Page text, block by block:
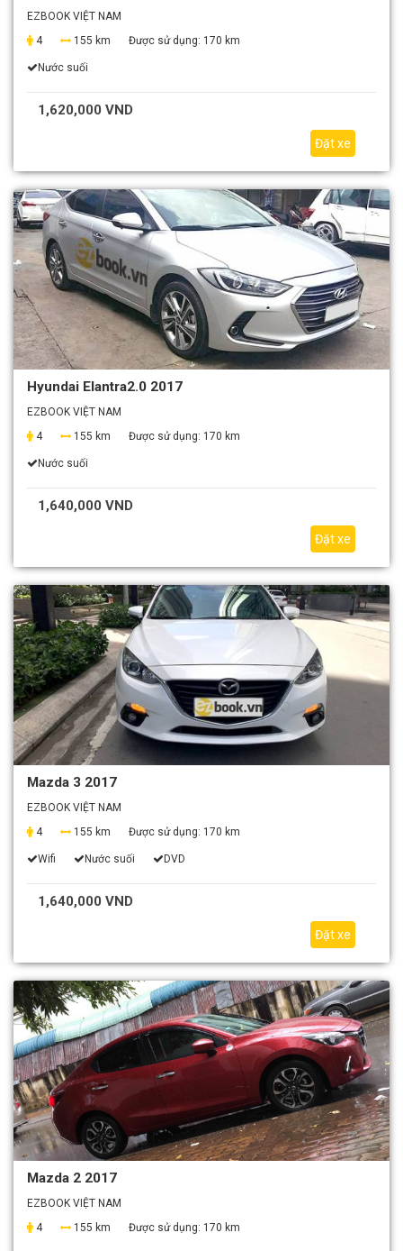
EZBOOK VIỆT NAM
4
155 km Được sử dụng: 170 km
Nước suối
1,620,000 VND
Đặt xe
Hyundai Elantra2.0 2017
EZBOOK VIỆT NAM
4
155 km Được sử dụng: 170 km
Nước suối
1,640,000 VND
Đặt xe
Mazda 3 2017
EZBOOK VIỆT NAM
4
155 km Được sử dụng: 170 km
Wifi Nước suối DVD
1,640,000 VND
Đặt xe
Mazda 2 2017
EZBOOK VIỆT NAM
4
155 km Được sử dụng: 170 km